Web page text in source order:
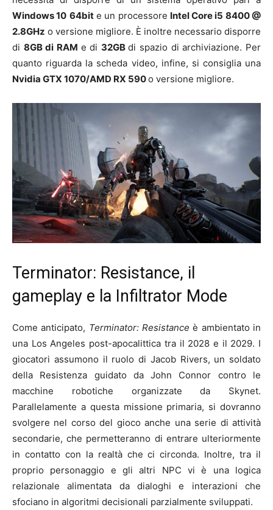
Windows 10 64bite un processore Intel Core i5 8400 @
2.8GHz o versione migliore. È inoltre necessario disporre
di 8GB di RAM e di 32GBdi spazio di archiviazione. Per
quanto riguarda la scheda video, infine, si consiglia una
Nvidia GTX 1070/AMD RX 590o versione migliore.
Terminator: Resistance, il
gameplay e la Infiltrator Mode
Come anticipato, Terminator: Resistance è ambientato in
una Los Angeles post-apocalittica tra il 2028 e il 2029. I
giocatori assumono il ruolo di Jacob Rivers, un soldato
della Resistenza guidato da John Connor contro le
macchine robotiche organizzate da Skynet.
Parallelamente a questa missione primaria, si dovranno
svolgere nel corso del gioco anche una serie di attività
secondarie, che permetteranno di entrare ulteriormente
in contatto con la realtà che ci circonda. Inoltre, tra il
proprio personaggio e gli altri NPC vi è una logica
relazionale alimentata da dialoghi e interazioni che
sfociano in algoritmi decisionali parzialmente sviluppati.